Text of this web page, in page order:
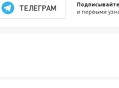
ТЕЛЕГРАМ и первыми